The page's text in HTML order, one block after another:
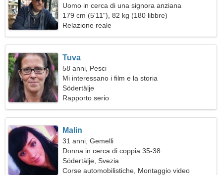
Uomo in cerca di una signora anziana
179 cm (5'11"), 82 kg (180 libbre)
Relazione reale
Tuva
58 anni, Pesci
Mi interessano i film e la storia
Södertälje
Rapporto serio
Malin
31 anni, Gemelli
Donna in cerca di coppia 35-38
Södertälje, Svezia
Corse automobilistiche, Montaggio video